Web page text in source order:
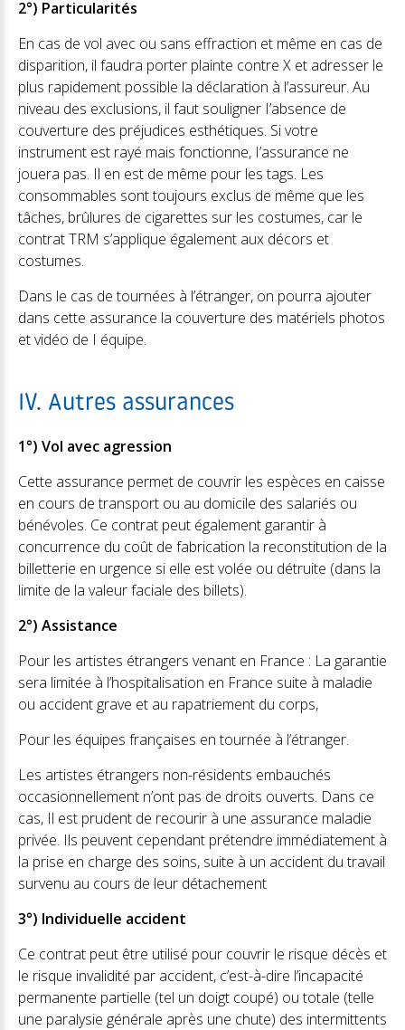
2°) Particularités
En cas de vol avec ou sans effraction et même en cas de
disparition, il faudra porter plainte contre X et adresser le
plus rapidement possible la déclaration à l’assureur. Au
niveau des exclusions, il faut souligner I’absence de
couverture des préjudices esthétiques. Si votre
instrument est rayé mais fonctionne, I’assurance ne
jouera pas. Il en est de même pour les tags. Les
consommables sont toujours exclus de même que les
tâches, brûlures de cigarettes sur les costumes, car le
contrat TRM s’applique également aux décors et
costumes.
Dans le cas de tournées à l’étranger, on pourra ajouter
dans cette assurance la couverture des matériels photos
et vidéo de I équipe.
IV. Autres assurances
1°) Vol avec agression
Cette assurance permet de couvrir les espèces en caisse
en cours de transport ou au domicile des salariés ou
bénévoles. Ce contrat peut également garantir à
concurrence du coût de fabrication la reconstitution de la
billetterie en urgence si elle est volée ou détruite (dans la
limite de la valeur faciale des billets).
2°) Assistance
Pour les artistes étrangers venant en France : La garantie
sera limitée à l’hospitalisation en France suite à maladie
ou accident grave et au rapatriement du corps,
Pour les équipes françaises en tournée à l’étranger.
Les artistes étrangers non-résidents embauchés
occasionnellement n’ont pas de droits ouverts. Dans ce
cas, Il est prudent de recourir à une assurance maladie
privée. Ils peuvent cependant prétendre immédiatement à
la prise en charge des soins, suite à un accident du travail
survenu au cours de leur détachement
3°) Individuelle accident
Ce contrat peut être utilisé pour couvrir le risque décès et
le risque invalidité par accident, c’est-à-dire l’incapacité
permanente partielle (tel un doigt coupé) ou totale (telle
une paralysie générale après une chute) des intermittents